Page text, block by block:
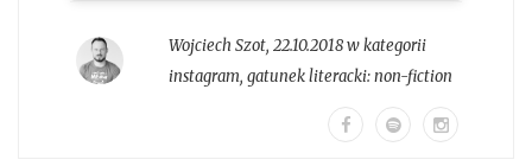
Wojciech Szot, 22.10.2018 w kategorii
instagram, gatunek literacki:non-fiction